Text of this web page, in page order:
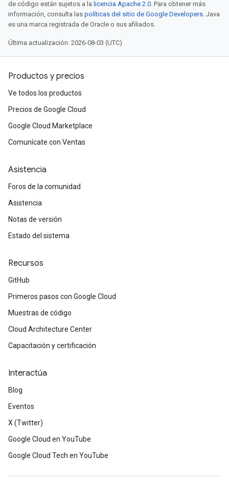
de código están sujetos a la licencia Apache 2.0. Para obtener más
información, consulta las políticas del sitio de Google Developers. Java
es una marca registrada de Oracle o sus afiliados.
Última actualización: 2026-08-03 (UTC)
Productos y precios
Ve todos los productos
Precios de Google Cloud
Google Cloud Marketplace
Comunícate con Ventas
Asistencia
Foros de la comunidad
Asistencia
Notas de versión
Estado del sistema
Recursos
GitHub
Primeros pasos con Google Cloud
Muestras de código
Cloud Architecture Center
Capacitación y certificación
Interactúa
Blog
Eventos
X (Twitter)
Google Cloud en YouTube
Google Cloud Tech en YouTube